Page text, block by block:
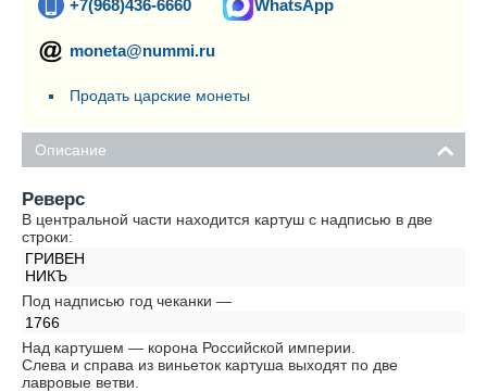
+7(968)436-6660 WhatsApp
moneta@nummi.ru
Продать царские монеты
Описание
Реверс
В центральной части находится картуш с надписью в две
строки:
ГРИВЕН
НИКЪ
Под надписью год чеканки —
1766
Над картушем — корона Российской империи.
Слева и справа из виньеток картуша выходят по две
лавровые ветви.